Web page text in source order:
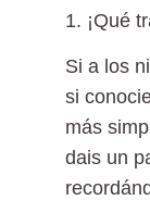
1. ¡Qué
Si a los
si
más
dais un